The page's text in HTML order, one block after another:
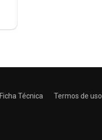
Ficha Técnica Termos de uso